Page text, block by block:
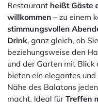
Restaurant heißt Gäste
willkommen – zu einem
stimmungsvollen
Drink, ganz gleich, ob
beziehungsweise den
und der Garten mit
bieten ein elegantes
Nähe des Balatons
macht. Ideal für Treffen